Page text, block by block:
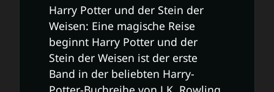
Harry Potter und der Stein der
Weisen: Eine magische Reise
beginnt Harry Potter und der
Stein der Weisen ist der erste
Band in der beliebten Harry-